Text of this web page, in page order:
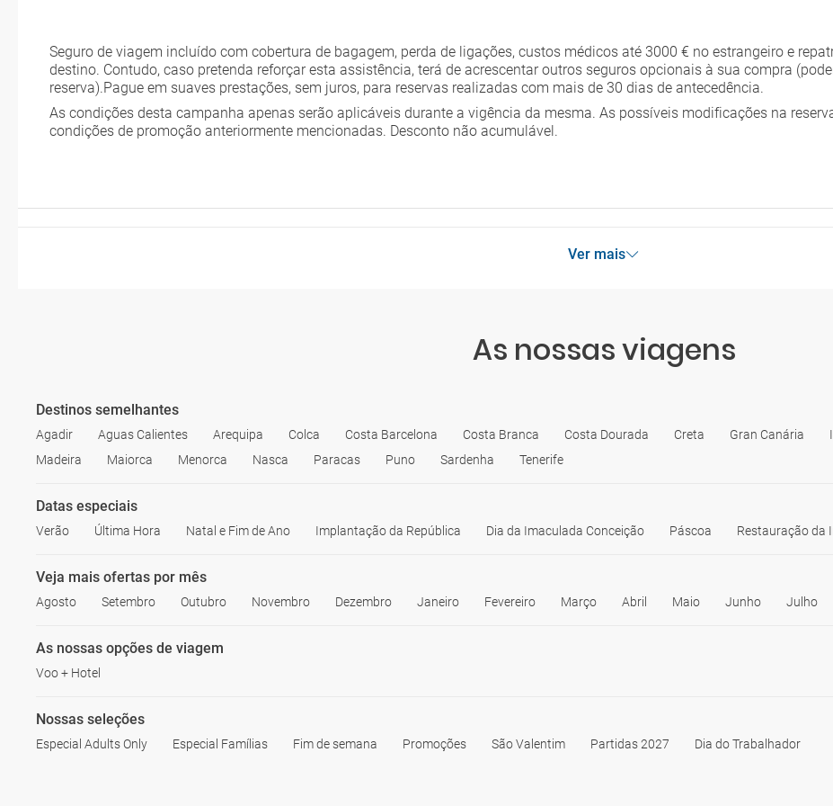
Quais as taxas de entrada e saída do país se viajo para a América?
Que devo fazer se o transfer contratado do aeroporto para o hotel, ou vice-versa, não aparece?
Necessito visto para poder ir a...?
Por que me aparece o preço de uma criança igual que o preço dum adulto?
Seguro de viagem incluído com cobertura de bagagem, perda de ligações, custos médicos até 3000 € no estrangeiro e
destino. Contudo, caso pretenda reforçar esta assistência, terá de acrescentar outros seguros opcionais à sua compra
reserva).Pague em suaves prestações, sem juros, para reservas realizadas com mais de 30 dias de antecedência.
As condições desta campanha apenas serão aplicáveis durante a vigência da mesma. As possíveis modificações na
condições de promoção anteriormente mencionadas. Desconto não acumulável.
Ver mais
As nossas viagens
Destinos semelhantes
Agadir Aguas Calientes Arequipa Colca Costa Barcelona Costa Branca Costa Dourada Creta Gran Canária
Madeira
Maiorca Menorca Nasca Paracas Puno Sardenha Tenerife
Datas especiais
Verão Última Hora Natal e Fim de Ano Implantação da República Dia da Imaculada Conceição Páscoa Restauração da
Veja mais ofertas por mês
Agosto Setembro Outubro Novembro Dezembro Janeiro Fevereiro Março Abril Maio Junho Julho
As nossas opções de viagem
Voo + Hotel
Nossas seleções
Especial Adults Only Especial Famílias Fim de semana Promoções São Valentim Partidas 2027 Dia do Trabalhador